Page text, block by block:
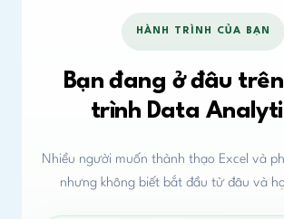
HÀNH TRÌNH CỦA BẠN
Bạn đang ở đâu
trình Data
Nhiều người muốn thành thạo Excel và
nhưng không biết bắt đầu từ đâu và